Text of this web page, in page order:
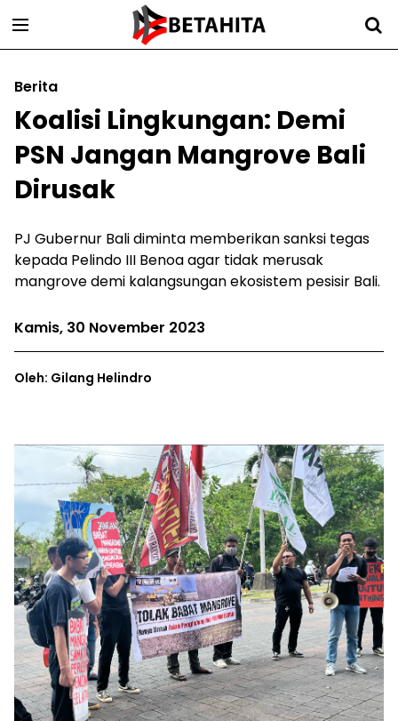
Berita
Koalisi Lingkungan: Demi
PSN Jangan Mangrove Bali
Dirusak
PJ Gubernur Bali diminta memberikan sanksi tegas
kepada Pelindo III Benoa agar tidak merusak
mangrove demi kalangsungan ekosistem pesisir Bali.
Kamis, 30 November 2023
Oleh: Gilang Helindro